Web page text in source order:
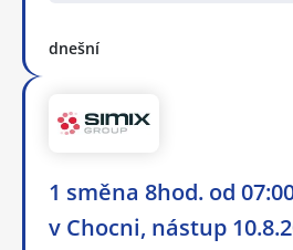
dnešní
1 směna 8hod. od
v Chocni, nástup